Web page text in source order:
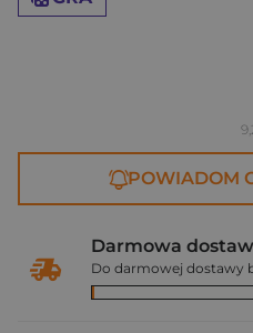
POWIADOM
Darmowa
Do darmowej dostawy